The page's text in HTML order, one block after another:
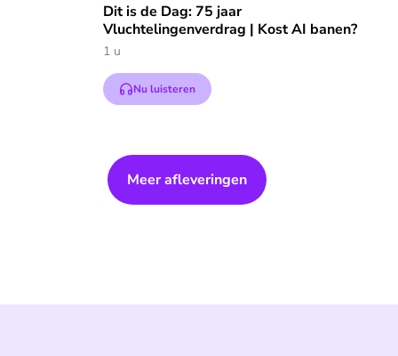
Dit is de Dag: 75 jaar
Vluchtelingenverdrag | Kost AI banen?
1 u
Nu luisteren
Speel "Dit is de Dag: 75 jaar Vluchtelingenverdrag | Kost
Meer afleveringen